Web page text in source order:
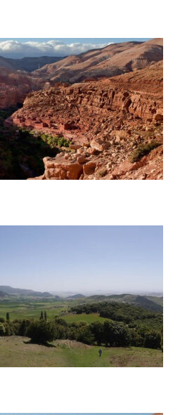
Sie den majestätischen
Siroua: Ein 6-tägiges
Abenteuer
des Ait Bougmez-Tals
6-tägigen Trekking-
Abenteuer